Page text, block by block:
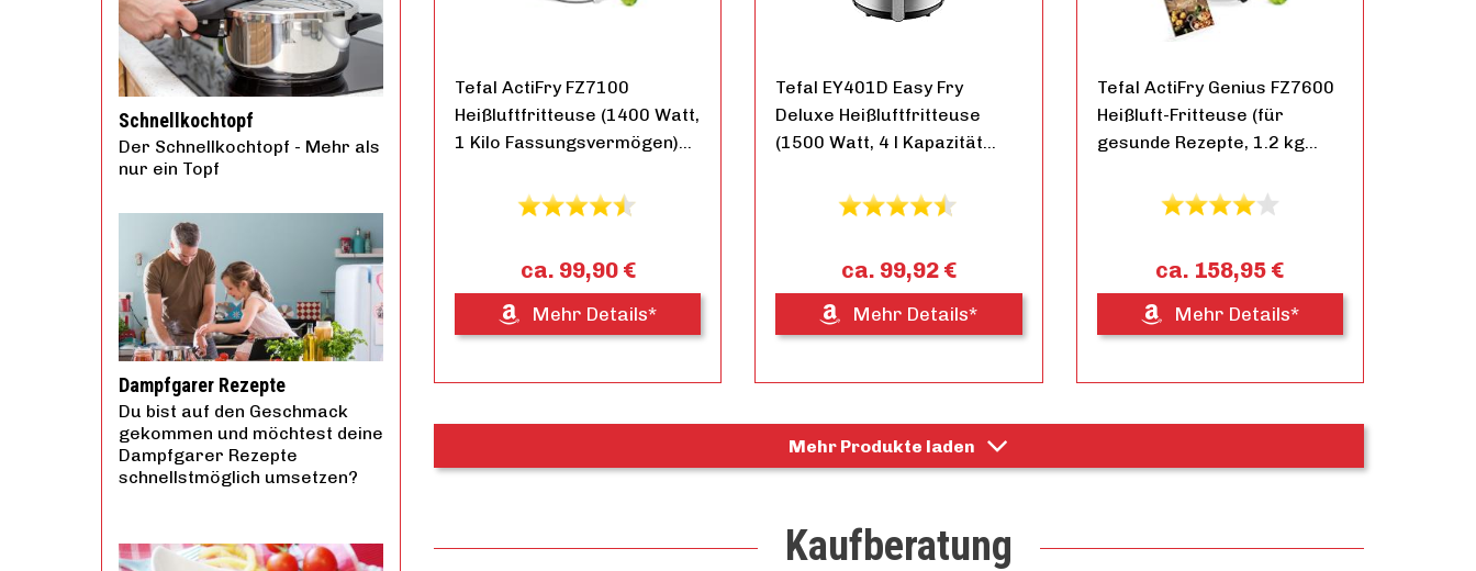
Schnellkochtopf
Der Schnellkochtopf - Mehr als
nur ein Topf
Dampfgarer Rezepte
Du bist auf den Geschmack
gekommen und möchtest deine
Dampfgarer Rezepte
schnellstmöglich umsetzen?
Tefal ActiFry FZ7100
Heißluftfritteuse (1400 Watt,
1 Kilo Fassungsvermögen)…
ca. 99,90 €
Mehr Details*
Tefal EY401D Easy Fry
Deluxe Heißluftfritteuse
(1500 Watt, 4 l Kapazität…
ca. 99,92 €
Mehr Details*
Tefal ActiFry Genius FZ7600
Heißluft-Fritteuse (für
gesunde Rezepte, 1.2 kg…
ca. 158,95 €
Mehr Details*
Mehr Produkte laden
Kaufberatung